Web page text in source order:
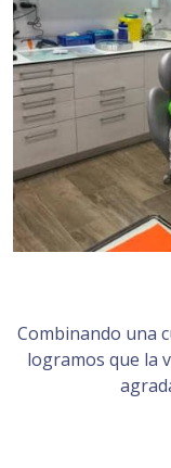
Combinando una
logramos que la